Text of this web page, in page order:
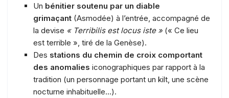
Un bénitier soutenu par un diable
grimaçant (Asmodée) à l’entrée, accompagné de
la devise « Terribilis est locus iste » (« Ce lieu
est terrible », tiré de la Genèse).
Des stations du chemin de croix comportant
des anomalies iconographiques par rapport à la
tradition (un personnage portant un kilt, une scène
nocturne inhabituelle…).